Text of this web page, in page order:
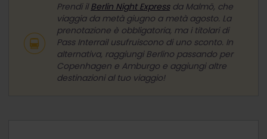
Prendi ilBerlin Night Expressda Malmö, che
viaggia da metà giugno a metà agosto. La
prenotazione è obbligatoria, ma i titolari di
Pass Interrail usufruiscono di uno sconto. In
alternativa, raggiungi Berlino passando per
Copenhagen e Amburgo e aggiungi altre
destinazioni al tuo viaggio!